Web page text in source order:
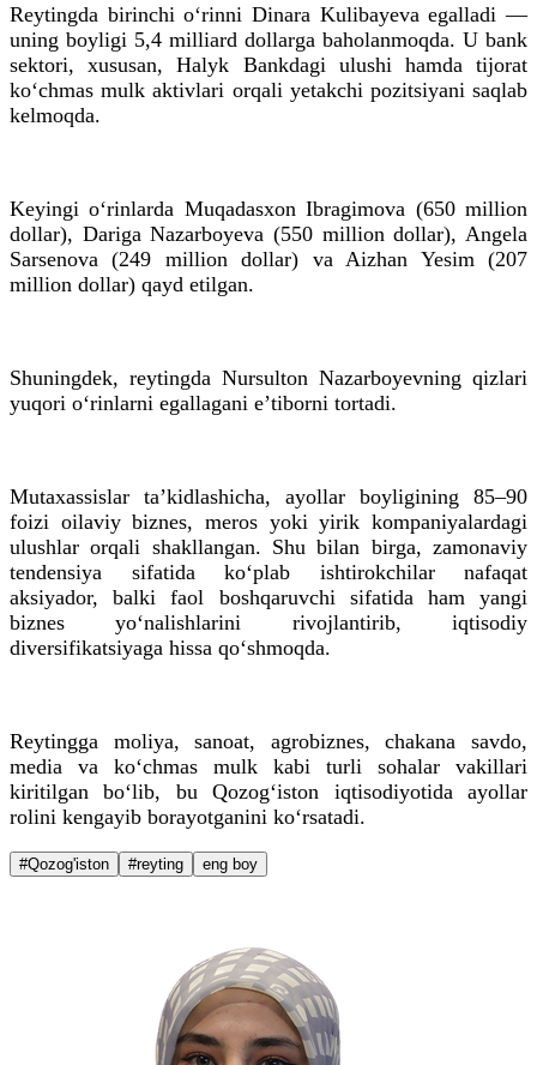
Reytingda birinchi o‘rinni Dinara Kulibayeva egalladi —
uning boyligi 5,4 milliard dollarga baholanmoqda. U bank
sektori, xususan, Halyk Bankdagi ulushi hamda tijorat
ko‘chmas mulk aktivlari orqali yetakchi pozitsiyani saqlab
kelmoqda.
Keyingi o‘rinlarda Muqadasxon Ibragimova (650 million
dollar), Dariga Nazarboyeva (550 million dollar), Angela
Sarsenova (249 million dollar) va Aizhan Yesim (207
million dollar) qayd etilgan.
Shuningdek, reytingda Nursulton Nazarboyevning qizlari
yuqori o‘rinlarni egallagani e’tiborni tortadi.
Mutaxassislar ta’kidlashicha, ayollar boyligining 85–90
foizi oilaviy biznes, meros yoki yirik kompaniyalardagi
ulushlar orqali shakllangan. Shu bilan birga, zamonaviy
tendensiya sifatida ko‘plab ishtirokchilar nafaqat
aksiyador, balki faol boshqaruvchi sifatida ham yangi
biznes yo‘nalishlarini rivojlantirib, iqtisodiy
diversifikatsiyaga hissa qo‘shmoqda.
Reytingga moliya, sanoat, agrobiznes, chakana savdo,
media va ko‘chmas mulk kabi turli sohalar vakillari
kiritilgan bo‘lib, bu Qozog‘iston iqtisodiyotida ayollar
rolini kengayib borayotganini ko‘rsatadi.
#Qozog'iston #reyting eng boy